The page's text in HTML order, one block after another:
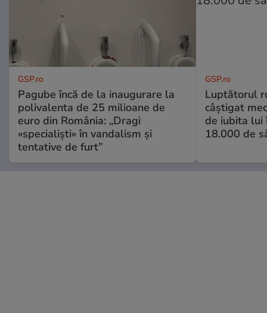
GSP.ro
Pagube încă de la inaugurare la
polivalenta de 25 milioane de
euro din România: „Dragi
«specialiști» în vandalism și
tentative de furt”
GSP.ro
Luptătorul
câștigat
de iubita lui
18.000 de